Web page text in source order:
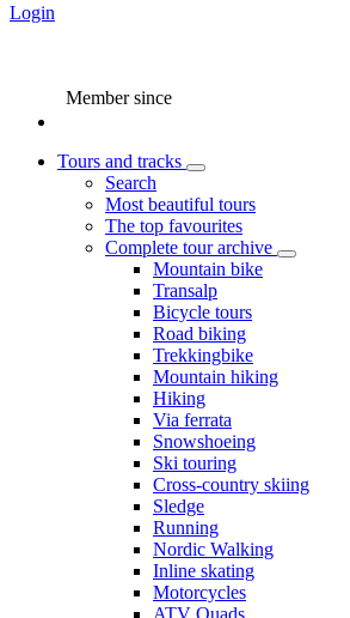
Login
Member since
Tours and tracks
Search
Most beautiful tours
The top favourites
Complete tour archive
Mountain bike
Transalp
Bicycle tours
Road biking
Trekkingbike
Mountain hiking
Hiking
Via ferrata
Snowshoeing
Ski touring
Cross-country skiing
Sledge
Running
Nordic Walking
Inline skating
Motorcycles
ATV Quads